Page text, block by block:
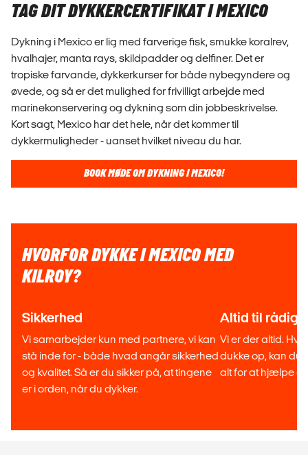
TAG DIT DYKKERCERTIFIKAT I MEXICO
Dykning i Mexico er lig med farverige fisk, smukke koralrev,
hvalhajer, manta rays, skildpadder og delfiner. Det er
tropiske farvande, dykkerkurser for både nybegyndere og
øvede, og så er det mulighed for frivilligt arbejde med
marinekonservering og dykning som din jobbeskrivelse.
Kort sagt, Mexico har det hele, når det kommer til
dykkermuligheder - uanset hvilket niveau du har.
BOOK MØDE OM DYKNING I MEXICO!
HVORFOR DYKKE I MEXICO MED
KILROY?
Sikkerhed
Vi samarbejder kun med partnere, vi kan
stå inde for - både hvad angår sikkerhed
og kvalitet. Så er du sikker på, at tingene
er i orden, når du dykker.
Altid til
Vi er der altid.
dukke op, kan du
alt for at hjælpe